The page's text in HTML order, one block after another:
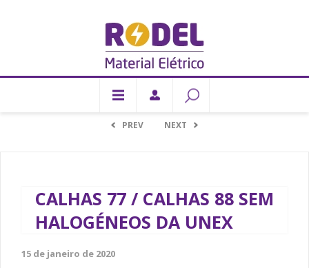
PREV NEXT
CALHAS 77 / CALHAS 88 SEM
HALOGÉNEOS DA UNEX
15 de janeiro de 2020